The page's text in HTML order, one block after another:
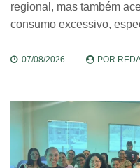
regional, mas também
consumo excessivo,
07/08/2026 POR